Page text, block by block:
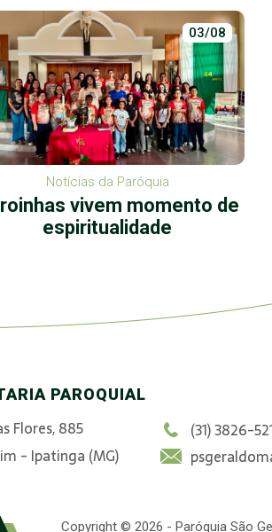
03/08
Notícias da Paróquia
vivem momento de
espiritualidade
PAROQUIAL
Flores, 885
- Ipatinga (MG)
(31) 3826-
Copyright © 2026 - Paróquia